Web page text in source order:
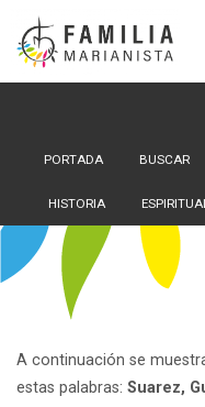
Saltar
contenido
PORTADA BUSCAR
HISTORIA
A continuación se
estas palabras: Suarez,